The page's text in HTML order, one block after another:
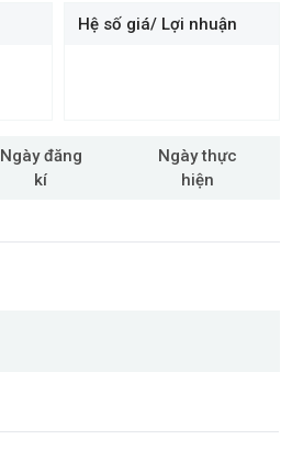
Hệ số giá/ Lợi nhuận
Ngày đăng
kí
Ngày thực
hiện